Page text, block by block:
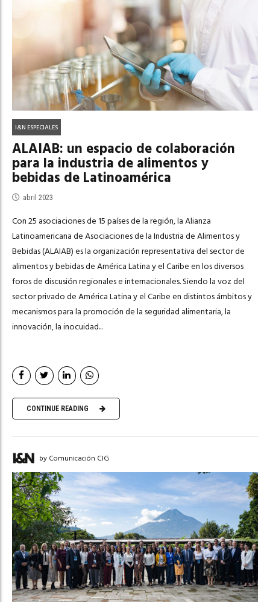
I&N ESPECIALES
ALAIAB: un espacio de colaboración
para la industria de alimentos y
bebidas de Latinoamérica
abril 2023
Con 25 asociaciones de 15 países de la región, la Alianza
Latinoamericana de Asociaciones de la Industria de Alimentos y
Bebidas (ALAIAB) es la organización representativa del sector de
alimentos y bebidas de América Latina y el Caribe en los diversos
foros de discusión regionales e internacionales. Siendo la voz del
sector privado de América Latina y el Caribe en distintos ámbitos y
mecanismos para la promoción de la seguridad alimentaria, la
innovación, la inocuidad...
CONTINUE READING
by Comunicación CIG